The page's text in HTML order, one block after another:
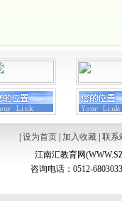
设为首页| 加入收藏| 联系
江南汇教育网
咨询电话：0512-